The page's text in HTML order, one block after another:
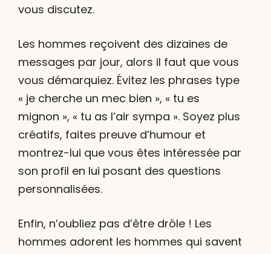
vous discutez.
Les hommes reçoivent des dizaines de
messages par jour, alors il faut que vous
vous démarquiez. Évitez les phrases type
« je cherche un mec bien », « tu es
mignon », « tu as l’air sympa ». Soyez plus
créatifs, faites preuve d’humour et
montrez-lui que vous êtes intéressée par
son profil en lui posant des questions
personnalisées.
Enfin, n’oubliez pas d’être drôle ! Les
hommes adorent les hommes qui savent